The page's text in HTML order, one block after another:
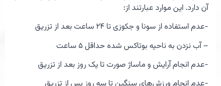
آن دارد. این موارد عبارتند از:
-عدم استفاده از سونا و جکوزی تا ۲۴ ساعت بعد از تزریق
– آب نزدن به ناحیه بوتاکس شده حداقل ۵ ساعت
-عدم انجام آرایش و ماساژ صورت تا یک روز بعد از تزریق